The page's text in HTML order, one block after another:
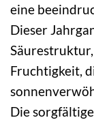
eine
Dieser
Fruchtigkeit,
Die